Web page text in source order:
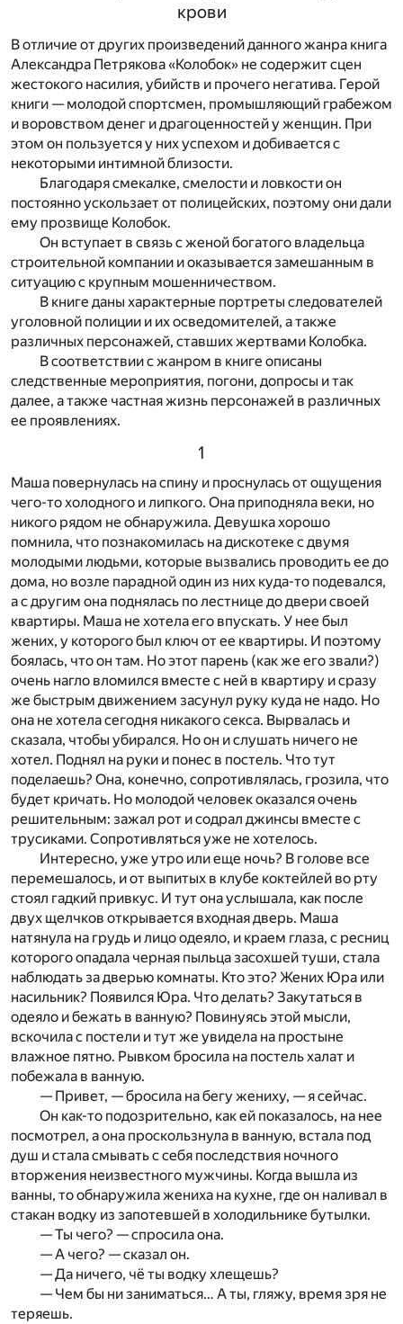
крови
В отличие от других произведений данного жанра книга
Александра Петрякова «Колобок» не содержит сцен
жестокого насилия, убийств и прочего негатива. Герой
книги — молодой спортсмен, промышляющий грабежом
и воровством денег и драгоценностей у женщин. При
этом он пользуется у них успехом и добивается с
некоторыми интимной близости.
Благодаря смекалке, смелости и ловкости он
постоянно ускользает от полицейских, поэтому они дали
ему прозвище Колобок.
Он вступает в связь с женой богатого владельца
строительной компании и оказывается замешанным в
ситуацию с крупным мошенничеством.
В книге даны характерные портреты следователей
уголовной полиции и их осведомителей, а также
различных персонажей, ставших жертвами Колобка.
В соответствии с жанром в книге описаны
следственные мероприятия, погони, допросы и так
далее, а также частная жизнь персонажей в различных
ее проявлениях.
1
Маша повернулась на спину и проснулась от ощущения
чего-то холодного и липкого. Она приподняла веки, но
никого рядом не обнаружила. Девушка хорошо
помнила, что познакомилась на дискотеке с двумя
молодыми людьми, которые вызвались проводить ее до
дома, но возле парадной один из них куда-то подевался,
а с другим она поднялась по лестнице до двери своей
квартиры. Маша не хотела его впускать. У нее был
жених, у которого был ключ от ее квартиры. И поэтому
боялась, что он там. Но этот парень (как же его звали?)
очень нагло вломился вместе с ней в квартиру и сразу
же быстрым движением засунул руку куда не надо. Но
она не хотела сегодня никакого секса. Вырвалась и
сказала, чтобы убирался. Но он и слушать ничего не
хотел. Поднял на руки и понес в постель. Что тут
поделаешь? Она, конечно, сопротивлялась, грозила, что
будет кричать. Но молодой человек оказался очень
решительным: зажал рот и содрал джинсы вместе с
трусиками. Сопротивляться уже не хотелось.
Интересно, уже утро или еще ночь? В голове все
перемешалось, и от выпитых в клубе коктейлей во рту
стоял гадкий привкус. И тут она услышала, как после
двух щелчков открывается входная дверь. Маша
натянула на грудь и лицо одеяло, и краем глаза, с ресниц
которого опадала черная пыльца засохшей туши, стала
наблюдать за дверью комнаты. Кто это? Жених Юра или
насильник? Появился Юра. Что делать? Закутаться в
одеяло и бежать в ванную? Повинуясь этой мысли,
вскочила с постели и тут же увидела на простыне
влажное пятно. Рывком бросила на постель халат и
побежала в ванную.
— Привет, — бросила на бегу жениху, — я сейчас.
Он как-то подозрительно, как ей показалось, на нее
посмотрел, а она проскользнула в ванную, встала под
душ и стала смывать с себя последствия ночного
вторжения неизвестного мужчины. Когда вышла из
ванны, то обнаружила жениха на кухне, где он наливал в
стакан водку из запотевшей в холодильнике бутылки.
— Ты чего? — спросила она.
— А чего? — сказал он.
— Да ничего, чё ты водку хлещешь?
— Чем бы ни заниматься… А ты, гляжу, время зря не
теряешь.